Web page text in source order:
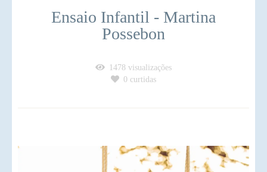
Ensaio Infantil - Martina
Possebon
1478 visualizações
0 curtidas